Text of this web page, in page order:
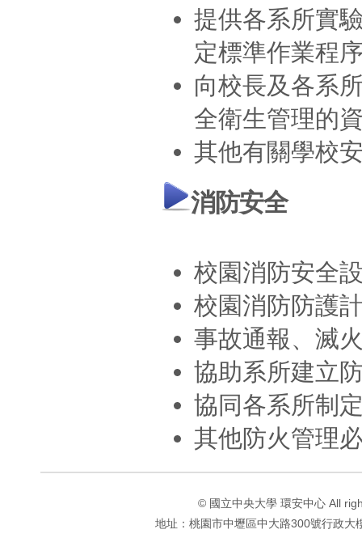
提供各系所實
定標準作業程
向校長及各系
全衛生管理的
其他有關學校
消防安全
校園消防安全
校園消防防護
事故通報、滅
協助系所建立
協同各系所制
其他防火管理
© 國立中央大學 環安中心 All
地址：桃園市中壢區中大路300號行